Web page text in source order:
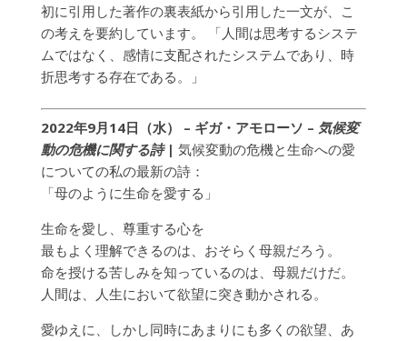
初に引用した著作の裏表紙から引用した一文が、こ
の考えを要約しています。 「人間は思考するシステ
ムではなく、感情に支配されたシステムであり、時
折思考する存在である。」
2022年9月14日（水） – ギガ・アモローソ – 気候変
動の危機に関する詩| 気候変動の危機と生命への愛
についての私の最新の詩：
「母のように生命を愛する」
生命を愛し、尊重する心を
最もよく理解できるのは、おそらく母親だろう。
命を授ける苦しみを知っているのは、母親だけだ。
人間は、人生において欲望に突き動かされる。
愛ゆえに、しかし同時にあまりにも多くの欲望、あ